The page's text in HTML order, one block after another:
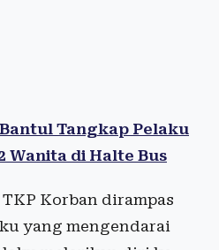
Tangkap Pelaku
Wanita di Halte Bus
Korban dirampas
yang mengendarai